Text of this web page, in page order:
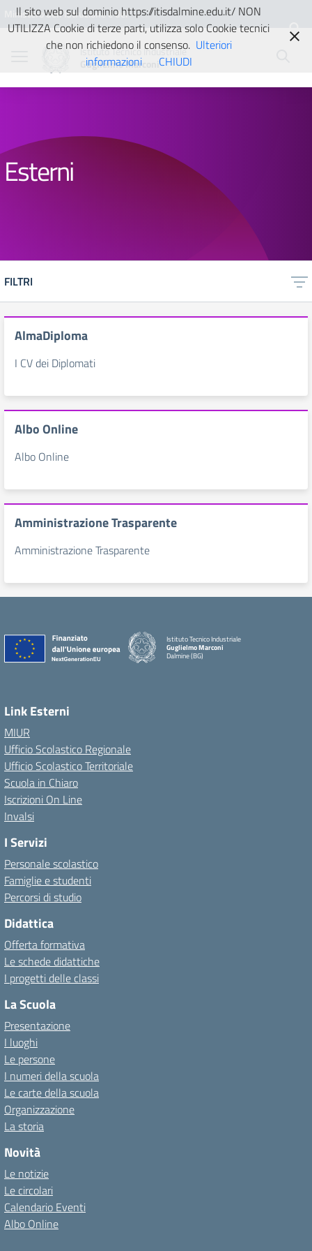
Vai ai contenuti
Vai al menu di navigazione
Vai al footer
Ministero dell'Istruzione e del
Istituto Tecnico Industriale
Guglielmo Marconi
Esterni
FILTRI
AlmaDiploma
I CV dei Diplomati
Albo Online
Albo Online
Amministrazione Trasparente
Amministrazione Trasparente
Istituto Tecnico Industriale
Guglielmo Marconi
Dalmine (BG)
Link Esterni
MIUR
Ufficio Scolastico Regionale
Ufficio Scolastico Territoriale
Scuola in Chiaro
Iscrizioni On Line
Invalsi
I Servizi
Personale scolastico
Famiglie e studenti
Percorsi di studio
Didattica
Offerta formativa
Le schede didattiche
I progetti delle classi
La Scuola
Presentazione
I luoghi
Le persone
I numeri della scuola
Le carte della scuola
Organizzazione
La storia
Novità
Le notizie
Le circolari
Calendario Eventi
Albo Online
Il sito web sul dominio https://itisdalmine.edu.it/ NON
UTILIZZA Cookie di terze parti, utilizza solo Cookie tecnici
che non richiedono il consenso. Ulteriori
informazioni
CHIUDI